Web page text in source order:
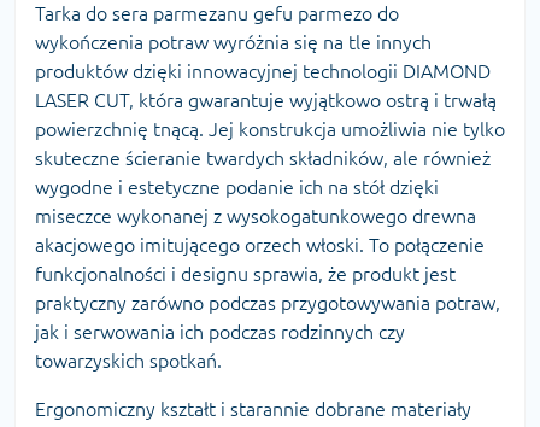
Tarka do sera parmezanu gefu parmezo do
wykończenia potraw wyróżnia się na tle innych
produktów dzięki innowacyjnej technologii DIAMOND
LASER CUT, która gwarantuje wyjątkowo ostrą i trwałą
powierzchnię tnącą. Jej konstrukcja umożliwia nie tylko
skuteczne ścieranie twardych składników, ale również
wygodne i estetyczne podanie ich na stół dzięki
miseczce wykonanej z wysokogatunkowego drewna
akacjowego imitującego orzech włoski. To połączenie
funkcjonalności i designu sprawia, że produkt jest
praktyczny zarówno podczas przygotowywania potraw,
jak i serwowania ich podczas rodzinnych czy
towarzyskich spotkań.
Ergonomiczny kształt i starannie dobrane materiały